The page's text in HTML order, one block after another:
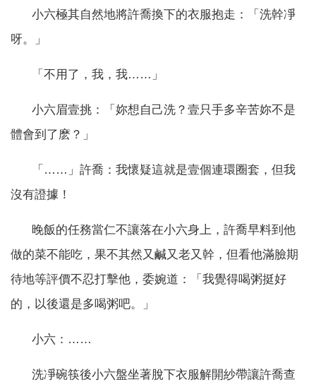
小六極其自然地將許喬換下的衣服抱走：「洗幹凈
呀。」
「不用了，我，我……」
小六眉壹挑：「妳想自己洗？壹只手多辛苦妳不是
體會到了麽？」
「……」許喬：我懷疑這就是壹個連環圈套，但我
沒有證據！
晚飯的任務當仁不讓落在小六身上，許喬早料到他
做的菜不能吃，果不其然又鹹又老又幹，但看他滿臉期
待地等評價不忍打擊他，委婉道：「我覺得喝粥挺好
的，以後還是多喝粥吧。」
小六：……
洗凈碗筷後小六盤坐著脫下衣服解開紗帶讓許喬查